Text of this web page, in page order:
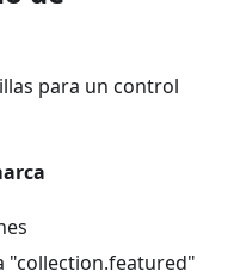
para un control
"collection.featured"